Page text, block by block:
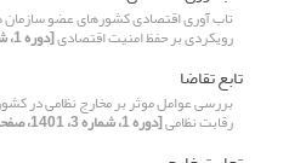
تاب آوری اقتصادی کشورهای عضو سازمان
رویکردی بر حفظ امنیت اقتصادی[دوره 1، شماره 2، 1401، صفحه 83-112]
تابع تقاضا
بررسی عوامل موثر بر مخارج نظامی در
رقابت نظامی[دوره 1، شماره 3، 1401، صفحه 54-79]